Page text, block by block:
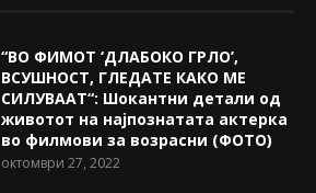
“ВО ФИМОТ ‘ДЛАБОКО ГРЛО’,
ВСУШНОСТ, ГЛЕДАТЕ КАКО МЕ
СИЛУВААТ“: Шокантни детали од
животот на најпознатата актерка
во филмови за возрасни (ФОТО)
октомври 27, 2022